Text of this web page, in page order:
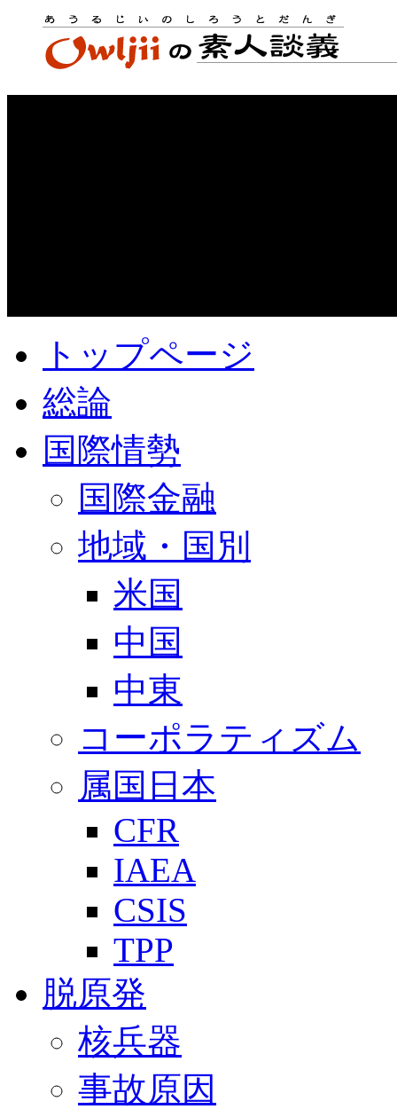
トップページ
総論
国際情勢
国際金融
地域・国別
米国
中国
中東
コーポラティズム
属国日本
CFR
IAEA
CSIS
TPP
脱原発
核兵器
事故原因